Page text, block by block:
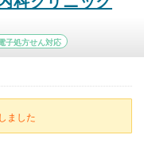
子処方せん対応
ました